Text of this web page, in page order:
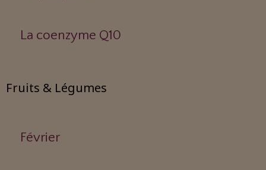
La coenzyme Q10
Fruits & Légumes
Février